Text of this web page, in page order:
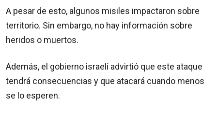
A pesar de esto, algunos misiles impactaron sobre
territorio. Sin embargo, no hay información sobre
heridos o muertos.
Además, el gobierno israelí advirtió que este ataque
tendrá consecuencias y que atacará cuando menos
se lo esperen.